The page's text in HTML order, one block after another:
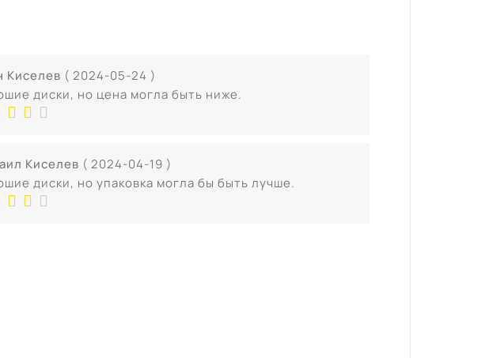
Киселев ( 2024-05-24 )
диски, но цена могла быть ниже.
Киселев ( 2024-04-19 )
диски, но упаковка могла бы быть лучше.